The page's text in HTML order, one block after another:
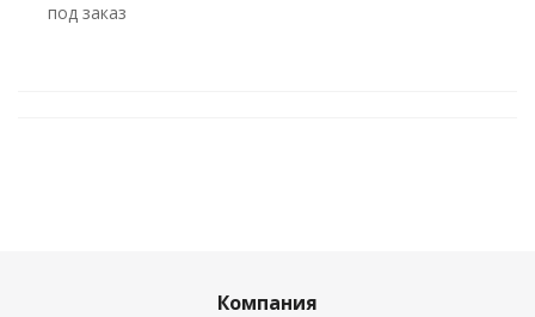
Под заказ
Компания